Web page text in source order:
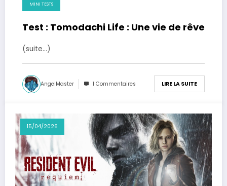
MINI TESTS
Test : Tomodachi Life : Une vie de rêve
(suite…)
AngelMaster 1 Commentaires LIRE LA SUITE
15/04/2026